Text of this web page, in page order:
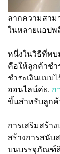
ลากความสาม
ในหลายแอปพ
หนึ่งในวิธีที่พบ
คือให้ลูกค้าชำ
ชำระเงินแบบ
ออนไลน์ค่ะ. ก
ขึ้นสำหรับลูกค้
การเสริมสร้า
สร้างการสนับ
บนบรรจุภัณฑ์สิ